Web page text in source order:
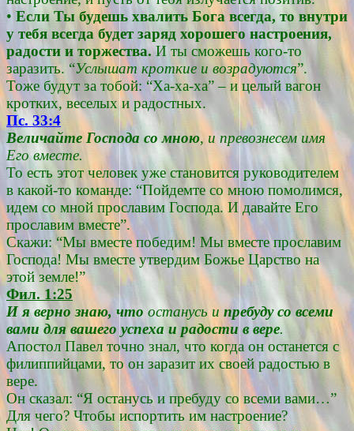
• Если Ты будешь хвалить Бога всегда, то внутри
у тебя всегда будет заряд хорошего настроения,
радости и торжества.И ты сможешь кого-то
заразить. “Услышат кроткие и возрадуются”.
Тоже будут за тобой: “Ха-ха-ха” – и целый вагон
кротких, веселых и радостных.
Пс. 33:4
Величайте Господа со мною, и превознесем имя
Его вместе.
То есть этот человек уже становится руководителем
в какой-то команде: “Пойдемте со мною помолимся,
идем со мной прославим Господа. И давайте Его
прославим вместе”.
Скажи: “Мы вместе победим! Мы вместе прославим
Господа! Мы вместе утвердим Божье Царство на
этой земле!”
Фил. 1:25
И я верно знаю, что останусь и пребуду со всеми
вами для вашего успеха и радости в вере.
Апостол Павел точно знал, что когда он останется с
филиппийцами, то он заразит их своей радостью в
вере.
Он сказал: “Я останусь и пребуду со всеми вами…”
Для чего? Чтобы испортить им настроение?